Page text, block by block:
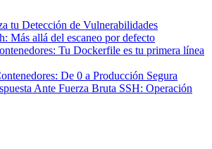
tu Detección de Vulnerabilidades
Más allá del escaneo por defecto
Tu Dockerfile es tu primera línea
De 0 a Producción Segura
Ante Fuerza Bruta SSH: Operación